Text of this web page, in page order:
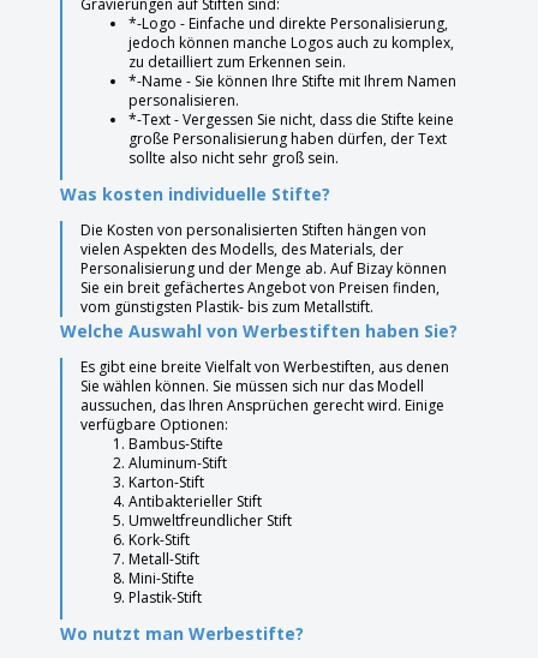
Gravierungen auf Stiften sind:
*-Logo - Einfache und direkte Personalisierung,
jedoch können manche Logos auch zu komplex,
zu detailliert zum Erkennen sein.
*-Name - Sie können Ihre Stifte mit Ihrem Namen
personalisieren.
*-Text - Vergessen Sie nicht, dass die Stifte keine
große Personalisierung haben dürfen, der Text
sollte also nicht sehr groß sein.
Was kosten individuelle Stifte?
Die Kosten von personalisierten Stiften hängen von
vielen Aspekten des Modells, des Materials, der
Personalisierung und der Menge ab. Auf Bizay können
Sie ein breit gefächertes Angebot von Preisen finden,
vom günstigsten Plastik- bis zum Metallstift.
Welche Auswahl von Werbestiften haben Sie?
Es gibt eine breite Vielfalt von Werbestiften, aus denen
Sie wählen können. Sie müssen sich nur das Modell
aussuchen, das Ihren Ansprüchen gerecht wird. Einige
verfügbare Optionen:
Bambus-Stifte
Aluminum-Stift
Karton-Stift
Antibakterieller Stift
Umweltfreundlicher Stift
Kork-Stift
Metall-Stift
Mini-Stifte
Plastik-Stift
Wo nutzt man Werbestifte?